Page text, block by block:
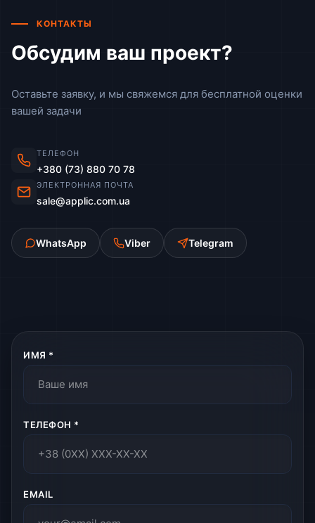
КОНТАКТЫ
Обсудим ваш проект?
Оставьте заявку, и мы свяжемся для бесплатной оценки
вашей задачи
ТЕЛЕФОН
+380 (73) 880 70 78
ЭЛЕКТРОННАЯ ПОЧТА
sale@applic.com.ua
WhatsApp Viber Telegram
ИМЯ *
ТЕЛЕФОН *
EMAIL